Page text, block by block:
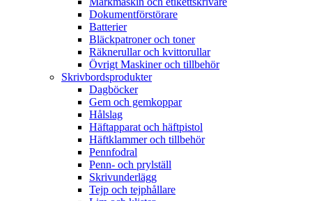
Dokumentförstörare
Batterier
Bläckpatroner och toner
Räknerullar och kvittorullar
Övrigt Maskiner och tillbehör
Skrivbordsprodukter
Dagböcker
Gem och gemkoppar
Hålslag
Häftapparat och häftpistol
Häftklammer och tillbehör
Pennfodral
Penn- och prylställ
Skrivunderlägg
Tejp och tejphållare